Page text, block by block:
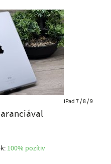
iPad 7 / 8 / 9
100% pozítiv